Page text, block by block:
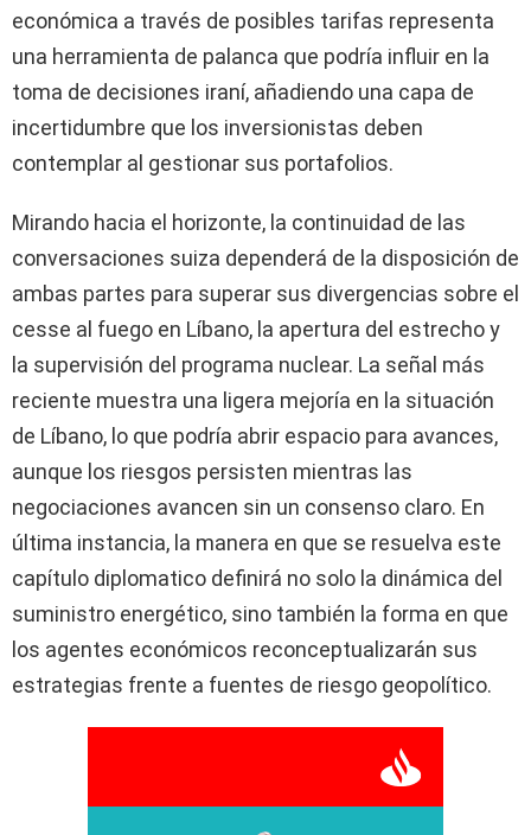
económica a través de posibles tarifas representa
una herramienta de palanca que podría influir en la
toma de decisiones iraní, añadiendo una capa de
incertidumbre que los inversionistas deben
contemplar al gestionar sus portafolios.
Mirando hacia el horizonte, la continuidad de las
conversaciones suiza dependerá de la disposición de
ambas partes para superar sus divergencias sobre el
cesse al fuego en Líbano, la apertura del estrecho y
la supervisión del programa nuclear. La señal más
reciente muestra una ligera mejoría en la situación
de Líbano, lo que podría abrir espacio para avances,
aunque los riesgos persisten mientras las
negociaciones avancen sin un consenso claro. En
última instancia, la manera en que se resuelva este
capítulo diplomatico definirá no solo la dinámica del
suministro energético, sino también la forma en que
los agentes económicos reconceptualizarán sus
estrategias frente a fuentes de riesgo geopolítico.